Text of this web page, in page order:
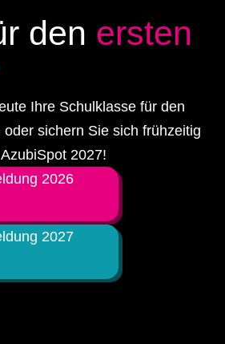
den ersten
Ihre Schulklasse für den
sichern Sie sich frühzeitig
2027!
2026
2027